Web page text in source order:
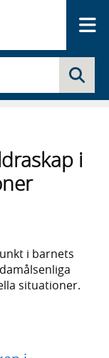
i
i barnets
situa­tioner.